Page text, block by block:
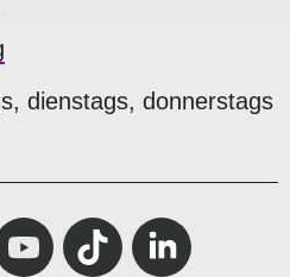
dienstags, donnerstags